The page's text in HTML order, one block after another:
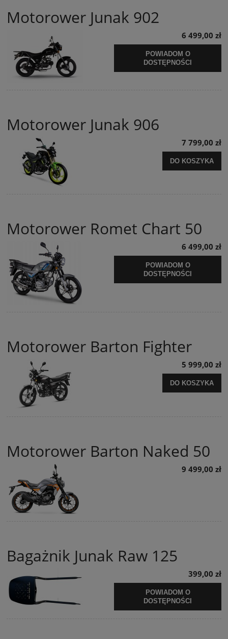
Motorower Junak 902
6 499,00 zł
POWIADOM O
DOSTĘPNOŚCI
Motorower Junak 906
7 799,00 zł
DO KOSZYKA
Motorower Romet Chart 50
6 499,00 zł
POWIADOM O
DOSTĘPNOŚCI
Motorower Barton Fighter
5 999,00 zł
DO KOSZYKA
Motorower Barton Naked 50
9 499,00 zł
Bagażnik Junak Raw 125
399,00 zł
POWIADOM O
DOSTĘPNOŚCI